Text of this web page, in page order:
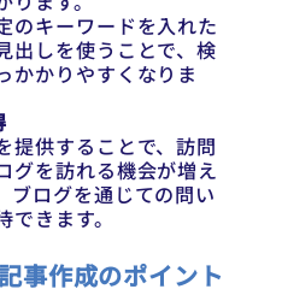
のキーワードを入れた
出しを使うことで、検
かかりやすくなりま
提供することで、訪問
グを訪れる機会が増え
ブログを通じての問い
きます。
事作成のポイント